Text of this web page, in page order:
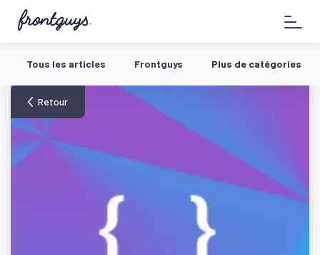
contenu
58
bis
de
Chausée
d'Antin
-
Tous les articles Frontguys Plus de catégories
Retour